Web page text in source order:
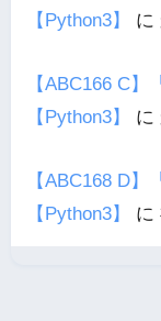
【Python3】
に
【ABC166 C】
【Python3】
に
【ABC168 D】
【Python3】
に